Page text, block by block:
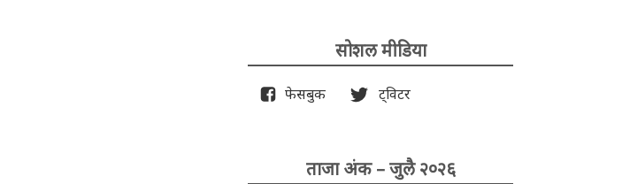
सोशल मीडिया
फेसबुक ट्विटर
ताजा अंक – जुलै २०२६